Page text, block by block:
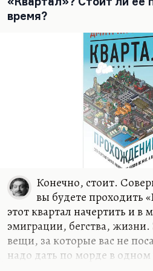
на даче своей. Или в
пансионате. И у меня
здесь, ровно с теми же
том, что до Чепелева час
время?
Конечно, стоит.
вы будете проходить
этот квартал начертить и в
эмиграции, бегства,
вещи, за которые вас не
надо дать по морде в